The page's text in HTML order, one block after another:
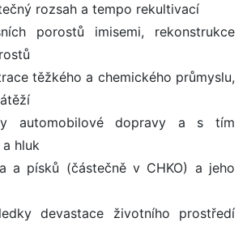
rozsah a tempo rekultivací
porostů imisemi, rekonstrukce
těžkého a chemického průmyslu,
automobilové dopravy a s tím
hluk
a písků (částečně v CHKO) a jeho
devastace životního prostředí